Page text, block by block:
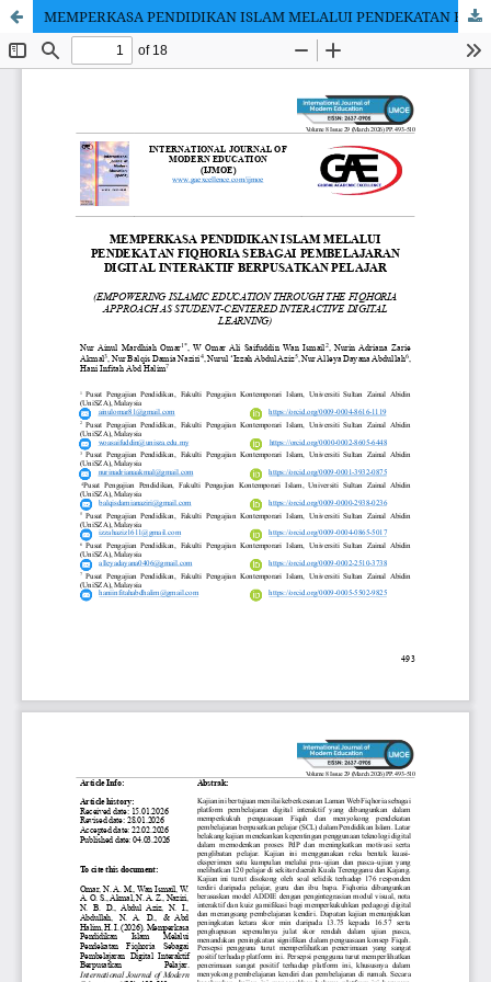
MEMPERKASA PENDIDIKAN ISLAM MELALUI PENDEKATAN FIQHORIA SEBAGAI PEMBELAJARAN DIGITAL INTERAKTIF BERPUSATKAN PELAJAR